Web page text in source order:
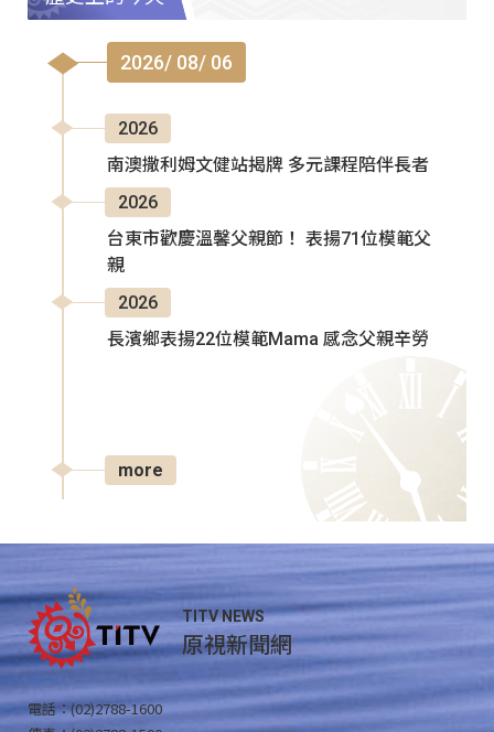
2026/ 08/ 06
2026
南澳撒利姆文健站揭牌 多元課程陪伴長者
2026
台東市歡慶溫馨父親節！ 表揚71位模範父
親
2026
長濱鄉表揚22位模範Mama 感念父親辛勞
more
TITV NEWS
原視新聞網
電話：(02)2788-1600